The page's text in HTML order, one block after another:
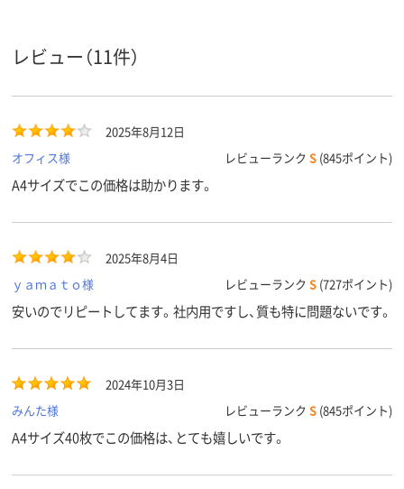
アスクル
商品環境
レビュー（11件）
2025年8月12日
オフィス様
レビューランク S (845ポイント)
A4サイズでこの価格は助かります。
2025年8月4日
ｙａｍａｔｏ様
レビューランク S (727ポイント)
安いのでリピートしてます。社内用ですし、質も特に問題ないです。
2024年10月3日
みんた様
レビューランク S (845ポイント)
A4サイズ40枚でこの価格は、とても嬉しいです。